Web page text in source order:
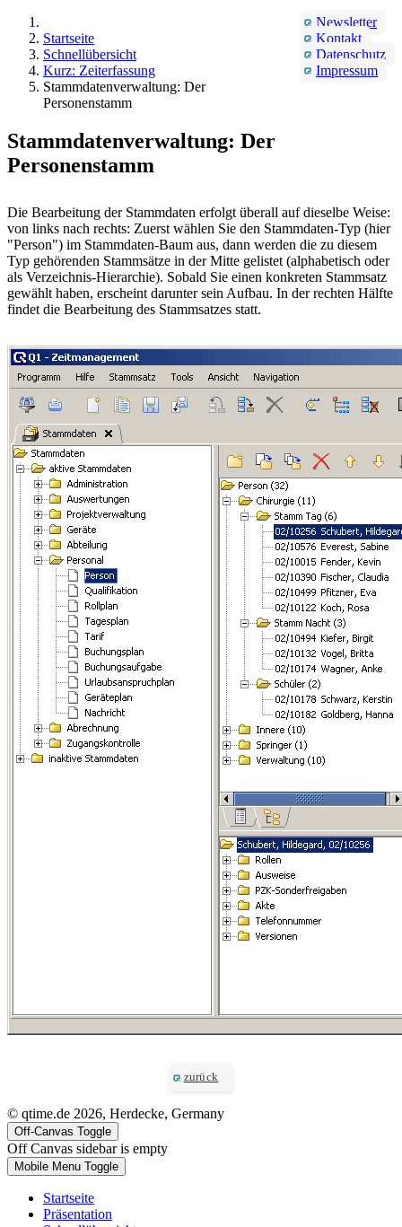
Newsletter
Kontakt
Datenschutz
Impressum
Startseite
Schnellübersicht
Kurz: Zeiterfassung
Stammdatenverwaltung: Der
Personenstamm
Stammdatenverwaltung: Der
Personenstamm
Die Bearbeitung der Stammdaten erfolgt überall auf dieselbe Weise:
von links nach rechts: Zuerst wählen Sie den Stammdaten-Typ (hier
"Person") im Stammdaten-Baum aus, dann werden die zu diesem
Typ gehörenden Stammsätze in der Mitte gelistet (alphabetisch oder
als Verzeichnis-Hierarchie). Sobald Sie einen konkreten Stammsatz
gewählt haben, erscheint darunter sein Aufbau. In der rechten Hälfte
findet die Bearbeitung des Stammsatzes statt.
zurück
© qtime.de 2026, Herdecke, Germany
Off-Canvas Toggle
Off Canvas sidebar is empty
Mobile Menu Toggle
Startseite
Präsentation